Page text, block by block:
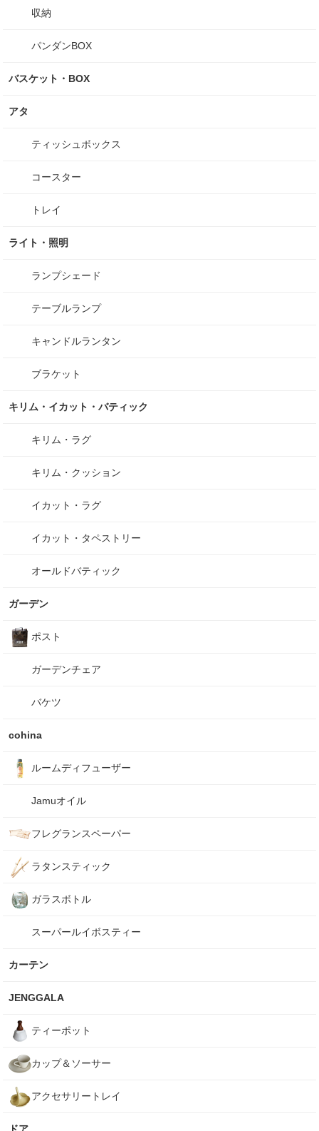
収納
パンダンBOX
バスケット・BOX
アタ
ティッシュボックス
コースター
トレイ
ライト・照明
ランプシェード
テーブルランプ
キャンドルランタン
ブラケット
キリム・イカット・バティック
キリム・ラグ
キリム・クッション
イカット・ラグ
イカット・タペストリー
オールドバティック
ガーデン
ポスト
ガーデンチェア
バケツ
cohina
ルームディフューザー
Jamuオイル
フレグランスペーパー
ラタンスティック
ガラスボトル
スーパールイボスティー
カーテン
JENGGALA
ティーポット
カップ＆ソーサー
アクセサリートレイ